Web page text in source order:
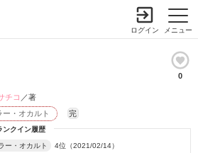
メニュー
ログイン
0
ンクイン履歴
ー・オカルト 4位（2021/02/14）
ー・オカルト 完
チコ ／著